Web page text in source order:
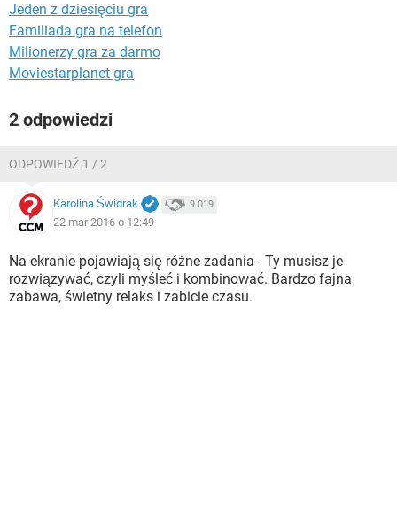
Jeden z dziesięciu gra
Familiada gra na telefon
Milionerzy gra za darmo
Moviestarplanet gra
2 odpowiedzi
ODPOWIEDŹ 1 / 2
Karolina Świdrak 9 019
22 mar 2016 o 12:49
Na ekranie pojawiają się różne zadania - Ty musisz je
rozwiązywać, czyli myśleć i kombinować. Bardzo fajna
zabawa, świetny relaks i zabicie czasu.